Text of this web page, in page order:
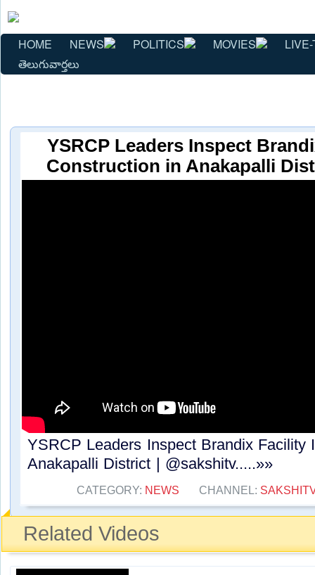
HOME NEWS POLITICS MOVIES
తెలుగువార్తలు
YSRCP Leaders Inspect
Construction in Anakapalli
YSRCP Leaders Inspect Brandix Facility
Anakapalli District | @sakshitv.....»»
CATEGORY: NEWS CHANNEL:
Related Videos